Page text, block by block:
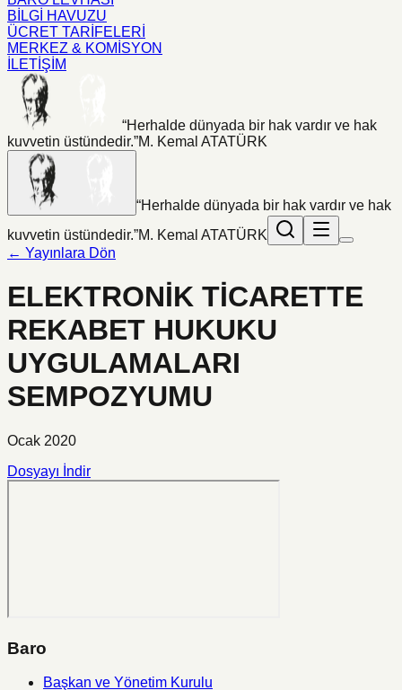
BİLGİ HAVUZU
ÜCRET TARİFELERİ
MERKEZ & KOMİSYON
İLETİŞİM
“Herhalde dünyada bir hak vardır ve hak
kuvvetin üstündedir.”M. Kemal ATATÜRK
“Herhalde dünyada bir hak vardır ve hak
kuvvetin üstündedir.”M. Kemal ATATÜRK
← Yayınlara Dön
ELEKTRONİK TİCARETTE
REKABET HUKUKU
UYGULAMALARI
SEMPOZYUMU
Ocak 2020
Dosyayı İndir
Baro
Başkan ve Yönetim Kurulu